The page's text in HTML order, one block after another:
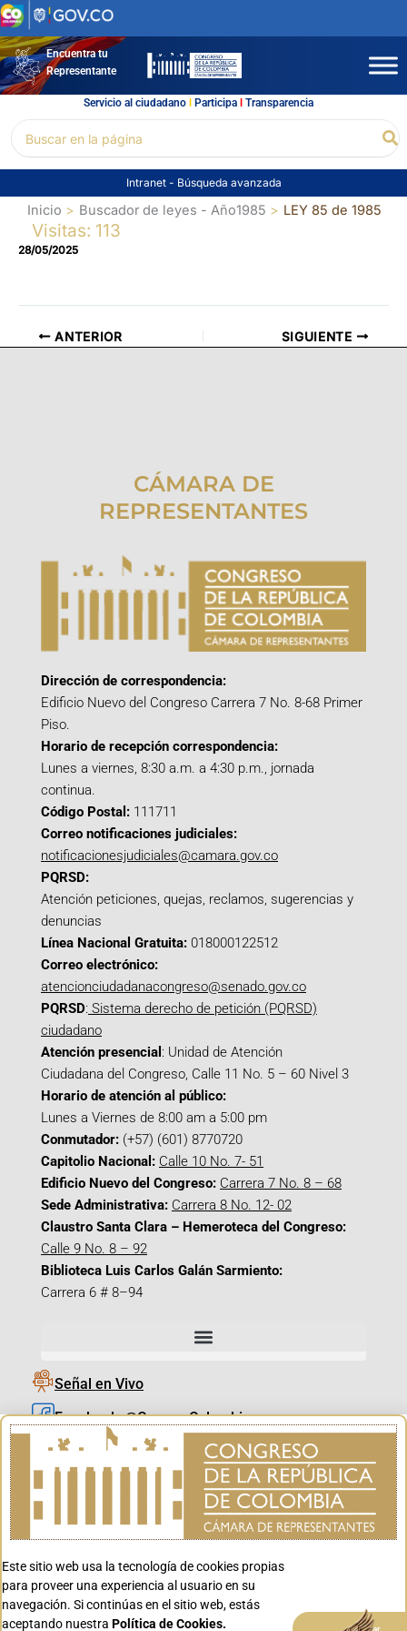
Ir
al
contenidoEncuentra tu
Representante
Servicio al ciudadano l Participal Transparencia
por:
Intranet - Búsqueda avanzada
Inicio Buscador de leyes - Año1985 LEY 85 de 1985
Visitas: 113
28/05/2025
ANTERIOR SIGUIENTE
CÁMARA DE
REPRESENTANTES
Dirección de correspondencia:
Edificio Nuevo del Congreso Carrera 7 No. 8-68 Primer
Piso.
Horario de recepción correspondencia:
Lunes a viernes, 8:30 a.m. a 4:30 p.m., jornada
continua.
Código Postal: 111711
Correo notificaciones judiciales:
notificacionesjudiciales@camara.gov.co
PQRSD:
Atención peticiones, quejas, reclamos, sugerencias y
denuncias
Línea Nacional Gratuita: 018000122512
Correo electrónico:
atencionciudadanacongreso@senado.gov.co
PQRSD: Sistema derecho de petición (PQRSD)
ciudadano
Atención presencial : Unidad de Atención
Ciudadana del Congreso, Calle 11 No. 5 – 60 Nivel 3
Horario de atención al público:
Lunes a Viernes de 8:00 am a 5:00 pm
Conmutador: (+57) (601) 8770720
Capitolio Nacional: Calle 10 No. 7- 51
Edificio Nuevo del Congreso: Carrera 7 No. 8 – 68
Sede Administrativa: Carrera 8 No. 12- 02
Claustro Santa Clara – Hemeroteca del Congreso:
Calle 9 No. 8 – 92
Biblioteca Luis Carlos Galán Sarmiento:
Carrera 6 # 8–94
Señal en Vivo
Facebook_@CamaraColombia
Instagram_@CamaraColombia
X_@CamaraColombia
Youtube_@CamaraColombia
Youtube_@CanalCongreso
Este sitio web usa la tecnología de cookies propias
para proveer una experiencia al usuario en su
navegación. Si continúas en el sitio web, estás
aceptando nuestra Política de Cookies. Aceptar